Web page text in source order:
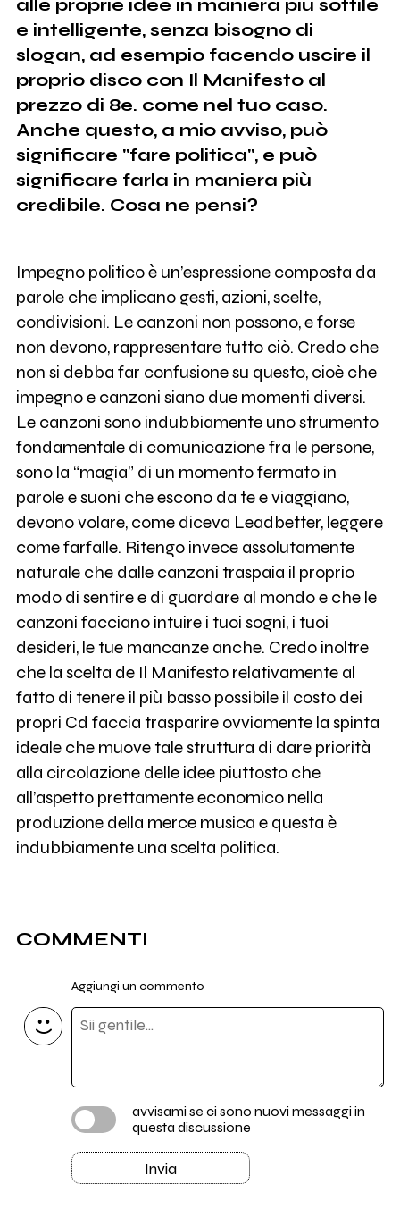
alle proprie idee in maniera più sottile
e intelligente, senza bisogno di
slogan, ad esempio facendo uscire il
proprio disco con Il Manifesto al
prezzo di 8e. come nel tuo caso.
Anche questo, a mio avviso, può
significare "fare politica", e può
significare farla in maniera più
credibile. Cosa ne pensi?
Impegno politico è un’espressione composta da
parole che implicano gesti, azioni, scelte,
condivisioni. Le canzoni non possono, e forse
non devono, rappresentare tutto ciò. Credo che
non si debba far confusione su questo, cioè che
impegno e canzoni siano due momenti diversi.
Le canzoni sono indubbiamente uno strumento
fondamentale di comunicazione fra le persone,
sono la “magia” di un momento fermato in
parole e suoni che escono da te e viaggiano,
devono volare, come diceva Leadbetter, leggere
come farfalle. Ritengo invece assolutamente
naturale che dalle canzoni traspaia il proprio
modo di sentire e di guardare al mondo e che le
canzoni facciano intuire i tuoi sogni, i tuoi
desideri, le tue mancanze anche. Credo inoltre
che la scelta de Il Manifesto relativamente al
fatto di tenere il più basso possibile il costo dei
propri Cd faccia trasparire ovviamente la spinta
ideale che muove tale struttura di dare priorità
alla circolazione delle idee piuttosto che
all’aspetto prettamente economico nella
produzione della merce musica e questa è
indubbiamente una scelta politica.
COMMENTI
Aggiungi un commento
avvisami se ci sono nuovi messaggi in
questa discussione
Invia